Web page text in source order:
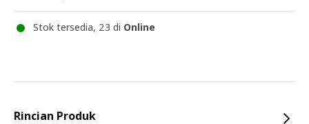
Stok tersedia, 23 di Online
Rincian Produk